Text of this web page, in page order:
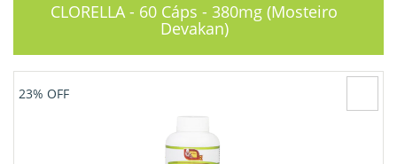
CLORELLA - 60 Cáps - 380mg (Mosteiro
Devakan)
23% OFF